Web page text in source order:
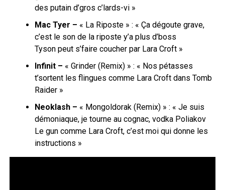
des putain d’gros c’lards-vi »
Mac Tyer – « La Riposte » : « Ça dégoute grave,
c’est le son de la riposte y’a plus d’boss
Tyson peut s’faire coucher par Lara Croft »
Infinit – « Grinder (Remix) » : « Nos pétasses
t’sortent les flingues comme Lara Croft dans Tomb
Raider »
Neoklash – « Mongoldorak (Remix) » : « Je suis
démoniaque, je tourne au cognac, vodka Poliakov
Le gun comme Lara Croft, c’est moi qui donne les
instructions »